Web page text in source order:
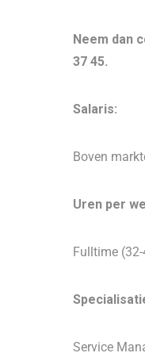
Neem dan
37 45.
Salaris:
Boven
Uren per
Fulltime
Service